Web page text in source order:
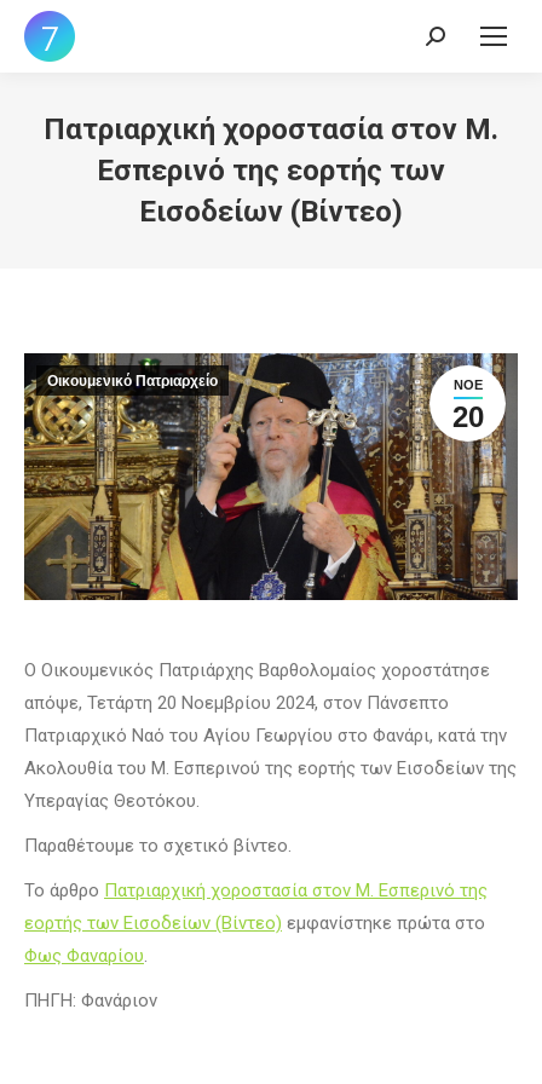
Search:
Πατριαρχική χοροστασία στον Μ.
Εσπερινό της εορτής των
Εισοδείων (Βίντεο)
ΝΟΈ
20
Οικουμενικό Πατριαρχείο
Ο Οικουμενικός Πατριάρχης Βαρθολομαίος χοροστάτησε
απόψε, Τετάρτη 20 Νοεμβρίου 2024, στον Πάνσεπτο
Πατριαρχικό Ναό του Αγίου Γεωργίου στο Φανάρι, κατά την
Ακολουθία του Μ. Εσπερινού της εορτής των Εισοδείων της
Υπεραγίας Θεοτόκου.
Παραθέτουμε το σχετικό βίντεο.
Το άρθρο Πατριαρχική χοροστασία στον Μ. Εσπερινό της
εορτής των Εισοδείων (Βίντεο) εμφανίστηκε πρώτα στο
Φως Φαναρίου.
ΠΗΓΗ: Φανάριον